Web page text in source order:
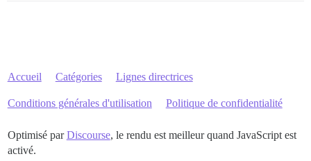
Accueil Catégories Lignes directrices
Conditions générales d'utilisation Politique de confidentialité
Optimisé parDiscourse, le rendu est meilleur quand JavaScript est
activé.